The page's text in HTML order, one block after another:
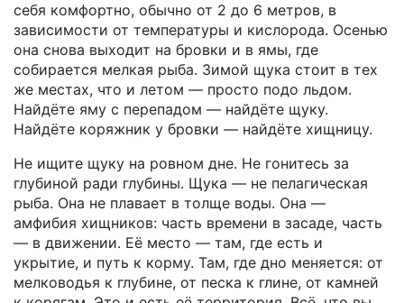
себя комфортно, обычно от 2 до 6 метров, в
зависимости от температуры и кислорода. Осенью
она снова выходит на бровки и в ямы, где
собирается мелкая рыба. Зимой щука стоит в тех
же местах, что и летом — просто подо льдом.
Найдёте яму с перепадом — найдёте щуку.
Найдёте коряжник у бровки — найдёте хищницу.
Не ищите щуку на ровном дне. Не гонитесь за
глубиной ради глубины. Щука — не пелагическая
рыба. Она не плавает в толще воды. Она —
амфибия хищников: часть времени в засаде, часть
— в движении. Её место — там, где есть и
укрытие, и путь к корму. Там, где дно меняется: от
мелководья к глубине, от песка к глине, от камней